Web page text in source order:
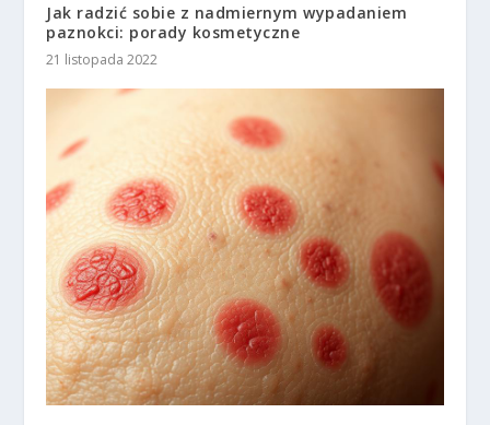
Jak radzić sobie z nadmiernym wypadaniem
paznokci: porady kosmetyczne
21 listopada 2022